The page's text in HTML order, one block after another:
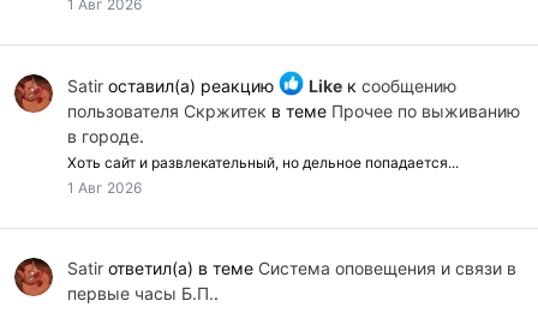
1 Авг 2026
Satir оставил(а) реакцию Like к сообщению
пользователя Скржитек в теме Прочее по выживанию
в городе.
Хоть сайт и развлекательный, но дельное попадается...
1 Авг 2026
Satir ответил(а) в теме Cистема оповещения и связи в
первые часы Б.П..